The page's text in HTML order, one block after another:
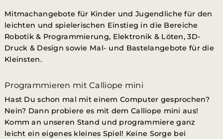
Mitmachangebote für Kinder und Jugendliche für den
leichten und spielerischen Einstieg in die Bereiche
Robotik & Programmierung, Elektronik & Löten,3D-
Druck & Design sowie Mal- und Bastelangebote für die
Kleinsten.
Programmieren mit Calliope mini
Hast Du schon mal mit einem Computer gesprochen?
Nein? Dann probiere es mit dem Calliope mini aus!
Komm an unseren Stand und programmiere ganz
leicht eineigenes kleines Spiel! Keine Sorge bei